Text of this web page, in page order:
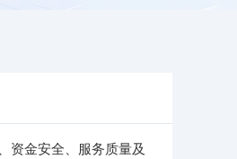
资金安全、服务质量及